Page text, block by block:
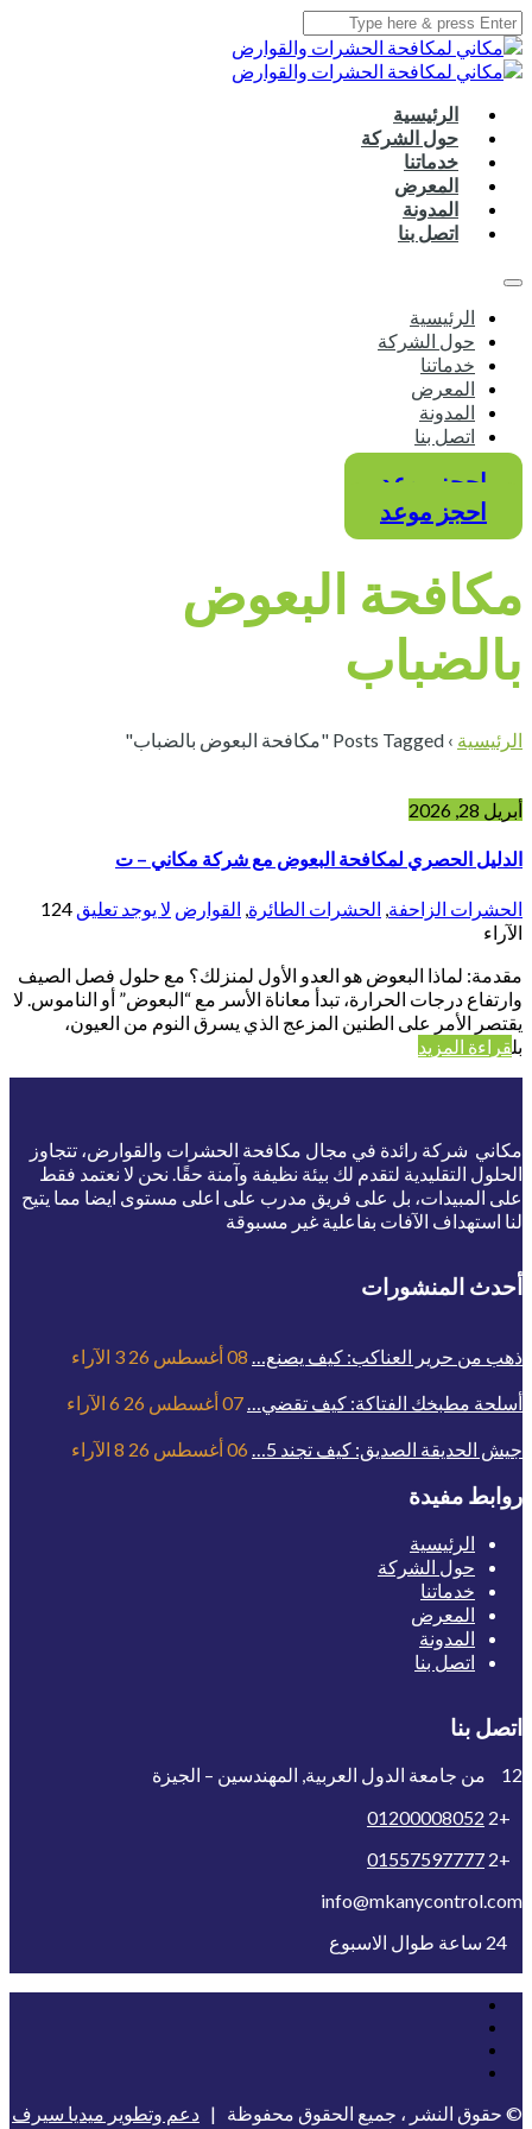
الرئيسية
حول الشركة
خدماتنا
المعرض
المدونة
اتصل بنا
الرئيسية
حول الشركة
خدماتنا
المعرض
المدونة
اتصل بنا
احجز موعد
احجز موعد
مكافحة البعوض
بالضباب
الرئيسية › Posts Tagged "مكافحة البعوض بالضباب"
أبريل 28, 2026
الدليل الحصري لمكافحة البعوض مع شركة مكاني – ت
الحشرات الزاحفة الحشرات الطائرة القوارض لا يوجد تعليق 124
الآراء
مقدمة: لماذا البعوض هو العدو الأول لمنزلك؟ مع حلول فصل الصيف
وارتفاع درجات الحرارة، تبدأ معاناة الأسر مع “البعوض” أو الناموس. لا
يقتصر الأمر على الطنين المزعج الذي يسرق النوم من العيون،
بلقراءة المزيد
مكاني شركة رائدة في مجال مكافحة الحشرات والقوارض، تتجاوز
الحلول التقليدية لتقدم لك بيئة نظيفة وآمنة حقًا. نحن لا نعتمد فقط
على المبيدات، بل على فريق مدرب على اعلى مستوى ايضا مما يتيح
لنا استهداف الآفات بفاعلية غير مسبوقة
أحدث المنشورات
ذهب من حرير العناكب: كيف يصنع… 08 أغسطس 26 3 الآراء
أسلحة مطبخك الفتاكة: كيف تقضي…07 أغسطس 26 6 الآراء
جيش الحديقة الصديق: كيف تجند 5… 06 أغسطس 26 8 الآراء
روابط مفيدة
الرئيسية
حول الشركة
خدماتنا
المعرض
المدونة
اتصل بنا
اتصل بنا
12 من جامعة الدول العربية, المهندسين – الجيزة
+2
01200008052
+2
01557597777
info@mkanycontrol.com
© حقوق النشر ، جميع الحقوق محفوظة | دعم وتطوير ميديا سيرف